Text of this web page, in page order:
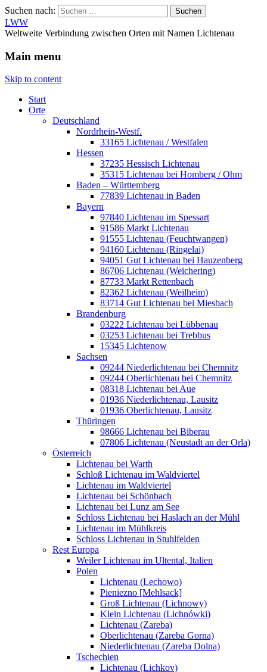
Suchen nach:
LWW
Weltweite Verbindung zwischen Orten mit Namen Lichtenau
Main menu
Skip to content
Start
Orte
Deutschland
Nordrhein-Westf.
33165 Lichtenau / Westfalen
Hessen
37235 Hessisch Lichtenau
35315 Lichtenau bei Homberg / Ohm
Baden – Württemberg
77839 Lichtenau in Baden
Bayern
97840 Lichtenau im Spessart
91586 Markt Lichtenau
91555 Lichtenau (Feuchtwangen)
94160 Lichtenau (Ringelai)
94051 Gut Lichtenau bei Hauzenberg
86706 Lichtenau (Weichering)
87733 Markt Rettenbach
82362 Lichtenau (Weilheim)
83714 Gut Lichtenau bei Miesbach
Brandenburg
03222 Lichtenau bei Lübbenau
03253 Lichtenau bei Trebbus
15345 Lichtenow
Sachsen
09244 Niederlichtenau bei Chemnitz
09244 Oberlichtenau bei Chemnitz
08318 Lichtenau bei Aue
01936 Niederlichtenau, Lausitz
01936 Oberlichtenau, Lausitz
Thüringen
98666 Lichtenau bei Biberau
07806 Lichtenau (Neustadt an der Orla)
Österreich
Lichtenau bei Warth
Schloß Lichtenau im Waldviertel
Lichtenau im Waldviertel
Lichtenau bei Schönbach
Lichtenau bei Lunz am See
Schloss Lichtenau bei Haslach an der Mühl
Lichtenau im Mühlkreis
Schloss Lichtenau in Stuhlfelden
Rest Europa
Weiler Lichtenau im Ultental, Italien
Polen
Lichtenau (Lechowo)
Pieniezno [Mehlsack]
Groß Lichtenau (Lichnowy)
Klein Lichtenau (Lichnówki)
Lichtenau (Zareba)
Oberlichtenau (Zareba Gorna)
Niederlichtenau (Zareba Dolna)
Tschechien
Lichtenau (Lichkov)